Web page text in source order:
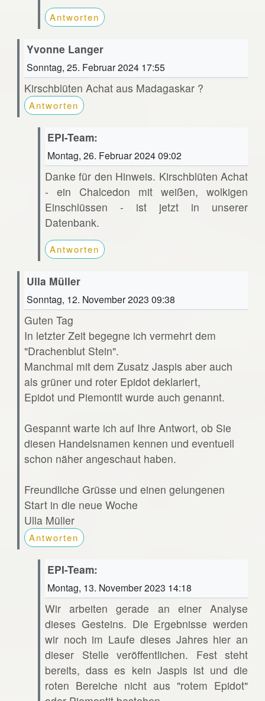
Antworten
Yvonne Langer
Sonntag, 25. Februar 2024 17:55
Kirschblüten Achat aus Madagaskar ?
Antworten
EPI-Team:
Montag, 26. Februar 2024 09:02
Danke für den Hinweis. Kirschblüten Achat
- ein Chalcedon mit weißen, wolkigen
Einschlüssen - ist jetzt in unserer
Datenbank.
Antworten
Ulla Müller
Sonntag, 12. November 2023 09:38
Guten Tag
In letzter Zeit begegne ich vermehrt dem
"Drachenblut Stein".
Manchmal mit dem Zusatz Jaspis aber auch
als grüner und roter Epidot deklariert,
Epidot und Piemontit wurde auch genannt.
Gespannt warte ich auf Ihre Antwort, ob Sie
diesen Handelsnamen kennen und eventuell
schon näher angeschaut haben.
Freundliche Grüsse und einen gelungenen
Start in die neue Woche
Ulla Müller
Antworten
EPI-Team:
Montag, 13. November 2023 14:18
Wir arbeiten gerade an einer Analyse
dieses Gesteins. Die Ergebnisse werden
wir noch im Laufe dieses Jahres hier an
dieser Stelle veröffentlichen. Fest steht
bereits, dass es kein Jaspis ist und die
roten Bereiche nicht aus "rotem Epidot"